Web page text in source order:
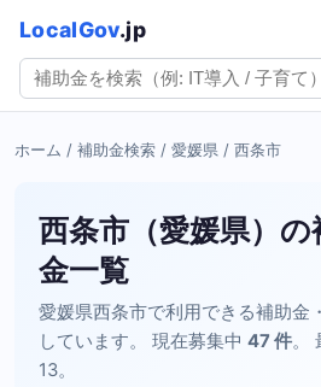
LocalGov.jp
ホーム / 補助金検索 / 愛媛県 / 西条市
西条市（愛媛県）
金一覧
愛媛県西条市で利用できる補助金
しています。 現在募集中 47 件。
13。